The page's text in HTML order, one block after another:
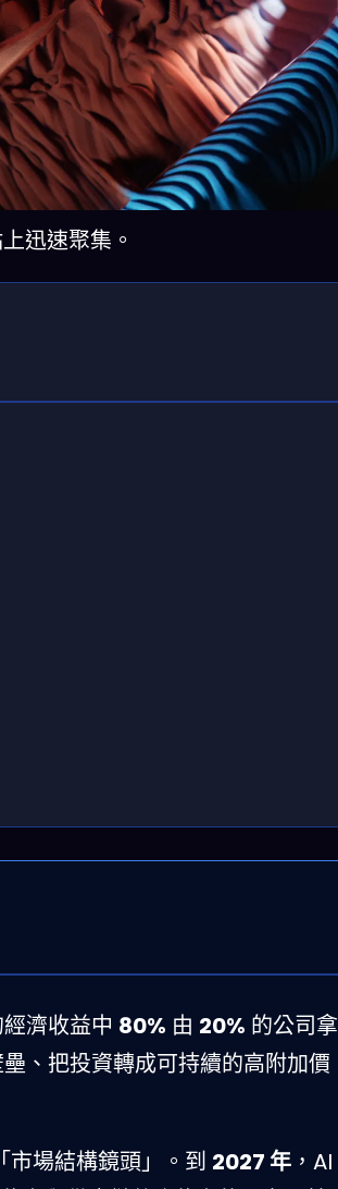
迅速聚集。
濟收益中 80% 由 20% 的公司拿
、把投資轉成可持續的高附加價
場結構鏡頭」。到 2027 年，AI